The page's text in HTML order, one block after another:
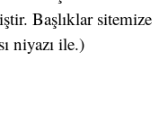
Başlıklar sitemize
niyazı ile.)